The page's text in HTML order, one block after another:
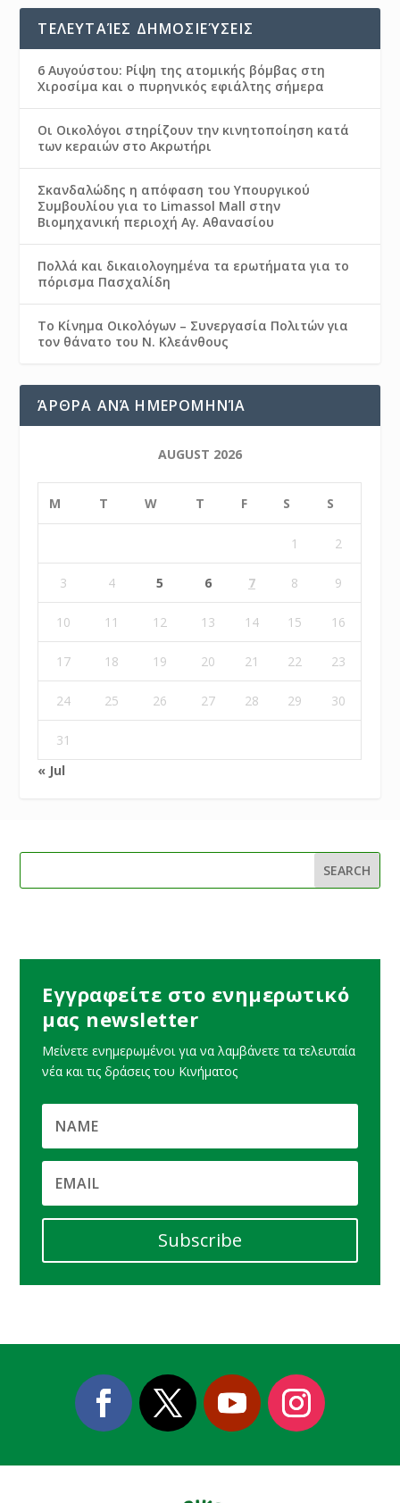
ΤΕΛΕΥΤΑΊΕΣ ΔΗΜΟΣΙΕΎΣΕΙΣ
6 Αυγούστου: Ρίψη της ατομικής βόμβας στη
Χιροσίμα και ο πυρηνικός εφιάλτης σήμερα
Οι Οικολόγοι στηρίζουν την κινητοποίηση κατά
των κεραιών στο Ακρωτήρι
Σκανδαλώδης η απόφαση του Υπουργικού
Συμβουλίου για το Limassol Mall στην
Βιομηχανική περιοχή Αγ. Αθανασίου
Πολλά και δικαιολογημένα τα ερωτήματα για το
πόρισμα Πασχαλίδη
Το Κίνημα Οικολόγων – Συνεργασία Πολιτών για
τον θάνατο του Ν. Κλεάνθους
ΆΡΘΡΑ ΑΝΆ ΗΜΕΡΟΜΗΝΊΑ
AUGUST 2026
M T W T F S S
1 2
3 4 5 6 7 8 9
10 11 12 13 14 15 16
17 18 19 20 21 22 23
24 25 26 27 28 29 30
31
« Jul
Εγγραφείτε στο ενημερωτικό
μας newsletter
Μείνετε ενημερωμένοι για να λαμβάνετε τα τελευταία
νέα και τις δράσεις του Κινήματος
Subscribe